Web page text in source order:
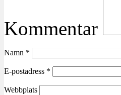
Kommentar
Namn *
E-postadress *
Webbplats